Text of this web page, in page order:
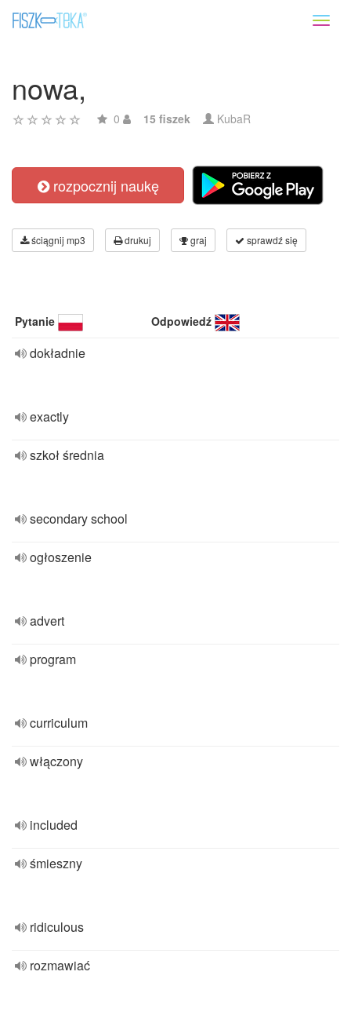
nowa,
0 15 fiszek KubaR
rozpocznij naukę
ściągnij mp3 drukuj graj sprawdź się
Pytanie Odpowiedź
dokładnie
exactly
szkoł średnia
secondary school
ogłoszenie
advert
program
curriculum
włączony
included
śmieszny
ridiculous
rozmawiać